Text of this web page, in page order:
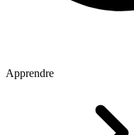
Apprendre